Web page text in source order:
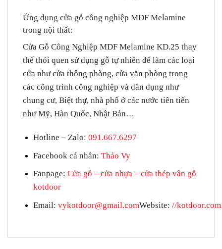
Ứng dụng cửa gỗ công nghiệp MDF Melamine
trong nội thất:
Cửa Gỗ Công Nghiệp MDF Melamine KD.25 thay
thế thói quen sử dụng gỗ tự nhiên để làm các loại
cửa như cửa thông phòng, cửa văn phòng trong
các công trình công nghiệp và dân dụng như
chung cư, Biệt thự, nhà phố ở các nước tiên tiến
như Mỹ, Hàn Quốc, Nhật Bản…
Hotline – Zalo: 091.667.6297
Facebook cá nhân: Thảo Vy
Fanpage: Cửa gỗ – cửa nhựa – cửa thép vân gỗ
kotdoor
Email: vykotdoor@gmail.comWebsite: //kotdoor.com